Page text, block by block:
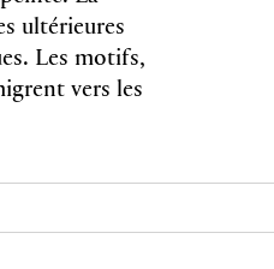
ultérieures
Les motifs,
vers les